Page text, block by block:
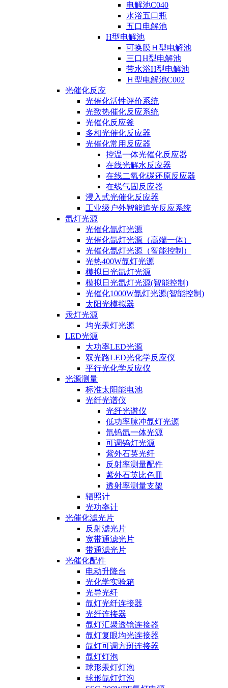
电解池C040
水浴五口瓶
五口电解池
H型电解池
可换膜Ｈ型电解池
三口H型电解池
带水浴H型电解池
Ｈ型电解池C002
光催化反应
光催化活性评价系统
光致热催化反应系统
光催化反应釜
多相光催化反应器
光催化常用反应器
控温一体光催化反应器
在线光解水反应器
在线二氧化碳还原反应器
在线气固反应器
浸入式光催化反应器
工业级户外智能追光反应系统
氙灯光源
光催化氙灯光源
光催化氙灯光源（高端一体）
光催化氙灯光源（智能控制）
光热400W氙灯光源
模拟日光氙灯光源
模拟日光氙灯光源(智能控制)
光催化1000W氙灯光源(智能控制)
太阳光模拟器
汞灯光源
均光汞灯光源
LED光源
大功率LED光源
双光路LED光化学反应仪
平行光化学反应仪
光源测量
标准太阳能电池
光纤光谱仪
光纤光谱仪
低功率脉冲氙灯光源
氘钨氙一体光源
可调钨灯光源
紫外石英光纤
反射率测量配件
紫外石英比色皿
透射率测量支架
辐照计
光功率计
光催化滤光片
反射滤光片
宽带通滤光片
带通滤光片
光催化配件
电动升降台
光化学实验箱
光导光纤
氙灯光纤连接器
光纤连接器
氙灯汇聚透镜连接器
氙灯复眼均光连接器
氙灯可调方斑连接器
氙灯灯泡
球形汞灯灯泡
球形氙灯灯泡